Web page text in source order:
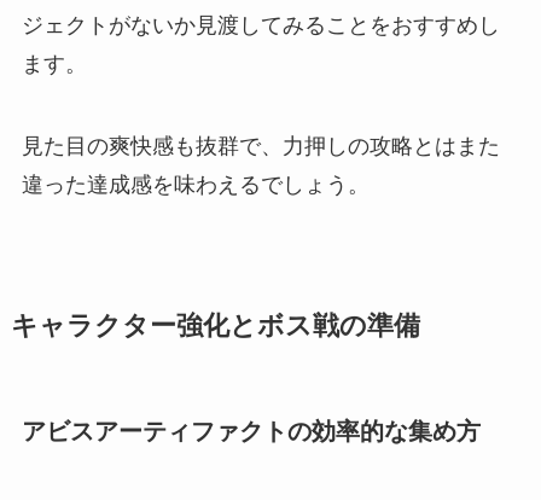
ジェクトがないか見渡してみることをおすすめし
ます。
見た目の爽快感も抜群で、力押しの攻略とはまた
違った達成感を味わえるでしょう。
キャラクター強化とボス戦の準備
アビスアーティファクトの効率的な集め方